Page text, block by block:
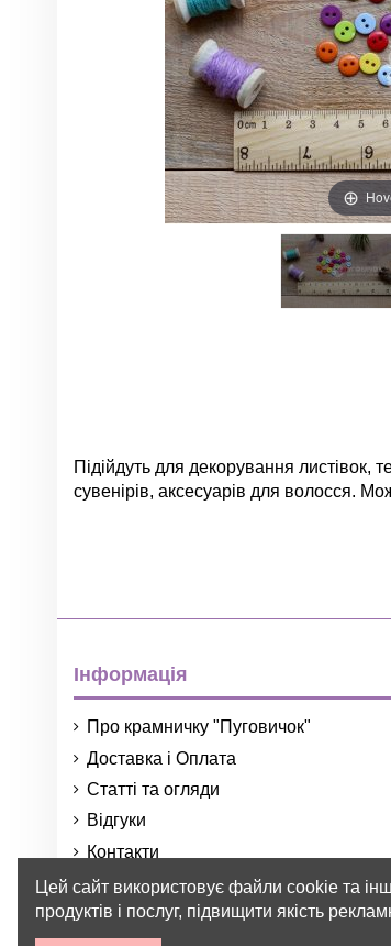
Підійдуть для декорування листівок,
сувенірів, аксесуарів для волосся.
Матеріал
Тип
Форма
Діаметр
Інформація
Про крамничку "Пуговичок"
Доставка і Оплата
Статті та огляди
Відгуки
Контакти
Порядок і умови використання
Цей сайт використовує файли cookie та
продуктів і послуг, підвищити якість